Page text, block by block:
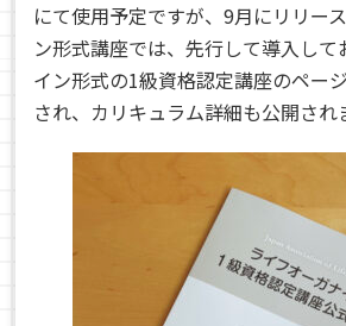
にて使用予定ですが、9月にリリー
ン形式講座では、先行して導入して
イン形式の1級資格認定講座のペー
され、カリキュラム詳細も公開され